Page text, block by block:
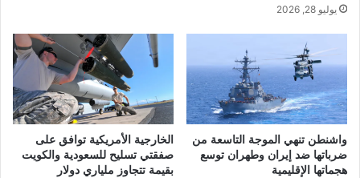
يوليو 28, 2026
واشنطن تنهي الموجة التاسعة من
ضرباتها ضد إيران وطهران توسع
هجماتها الإقليمية
الخارجية الأمريكية توافق على
صفقتي تسليح للسعودية والكويت
بقيمة تتجاوز ملياري دولار